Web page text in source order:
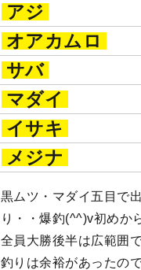
アジ
オアカムロ
サバ
マダイ
イサキ
メジナ
黒ムツ・マダイ五目で
り・・爆釣(^^)v初めか
全員大勝後半は広範囲
釣りは余裕があったの